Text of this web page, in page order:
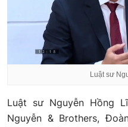
Luật sư
Luật sư Nguyễn Hồng
Nguyễn & Brothers,